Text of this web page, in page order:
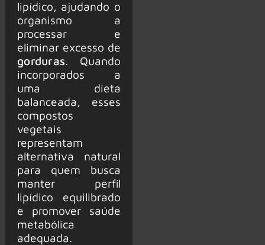
lipídico, ajudando o
organismo a
processar e
eliminar excesso de
gorduras. Quando
incorporados a
uma dieta
balanceada, esses
compostos
vegetais
representam
alternativa natural
para quem busca
manter perfil
lipídico equilibrado
e promover saúde
metabólica
adequada.